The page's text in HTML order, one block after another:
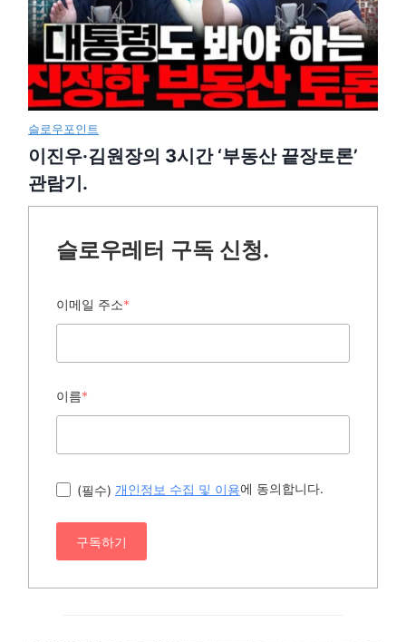
슬로우포인트
이진우·김원장의 3시간 ‘부동산 끝장토론’
관람기.
슬로우레터 구독 신청.
이메일 주소*
이름*
(필수) 개인정보 수집 및 이용에 동의합니다.
구독하기